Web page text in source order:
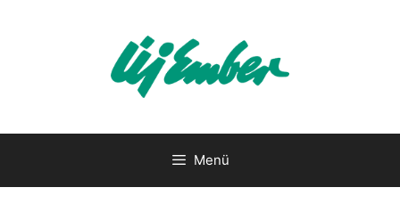
Menü